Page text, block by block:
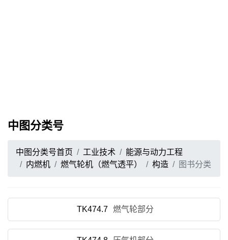
中图分类号
中图分类号首页 工业技术
能源与动力工程
内燃机
燃气轮机（燃气透平） 构造 图书分类
TK474.7 燃气轮部分